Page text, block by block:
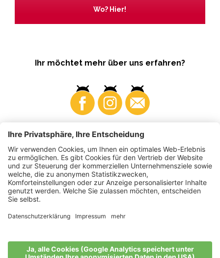
Wo? Hier!
Ihr möchtet mehr über uns erfahren?
Business Produzenten
2026
VI.P Gen. landw. Gesellschaft
Impressum • Cookie-Einstellungen Datenschutz
•
Barrierefreiheitserklärung•Sitemap